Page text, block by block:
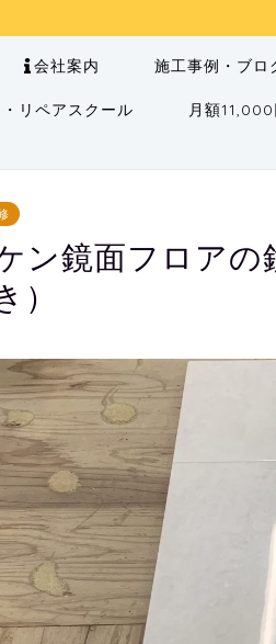
会社案内 施工事例・ブロ
リペアスクール 月額
ン鏡面フロア
）